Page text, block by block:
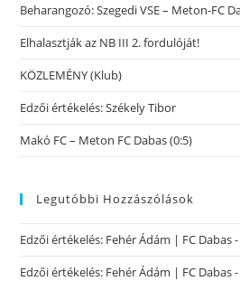
Beharangozó: Szegedi VSE – Meton-FC
Elhalasztják az NB III 2. fordulóját!
KÖZLEMÉNY (Klub)
Edzői értékelés: Székely Tibor
Makó FC – Meton FC Dabas (0:5)
Legutóbbi Hozzászólások
Edzői értékelés: Fehér Ádám | FC Dabas-
Edzői értékelés: Fehér Ádám | FC Dabas-